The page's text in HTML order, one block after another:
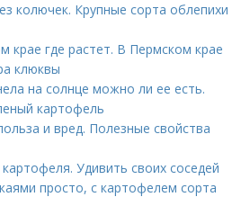
колючек. Крупные сорта облепихи
крае где растет. В Пермском крае
клюквы
на солнце можно ли ее есть.
картофель
и вред. Полезные свойства
Удивить своих соседей
просто, с картофелем сорта